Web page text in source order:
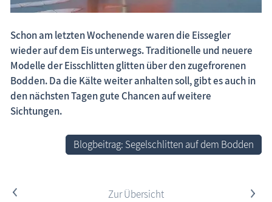
Schon am letzten Wochenende waren die Eissegler
wieder auf dem Eis unterwegs. Traditionelle und neuere
Modelle der Eisschlitten glitten über den zugefrorenen
Bodden. Da die Kälte weiter anhalten soll, gibt es auch in
den nächsten Tagen gute Chancen auf weitere
Sichtungen.
Blogbeitrag: Segelschlitten auf dem Bodden
< Zur Übersicht >